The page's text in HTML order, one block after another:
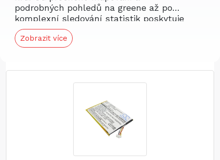
podrobných pohledů na greene až po
komplexní sledování statistik poskytuje
SGX cenné informace, které vám
pomohou hrát co nejlépe. Navíc mít
spolehlivou náhradní baterii zajišťuje, že
ho potřebujete. Investujte do SkyCaddie
SGX a spolehlivé náhradní baterie,
Zobrazit více